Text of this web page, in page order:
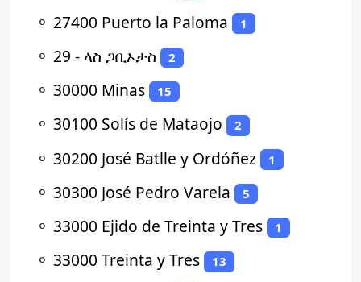
⚬ 27400 Puerto la Paloma 1
⚬ 29 - ላስ ጋቢኦታስ 2
⚬ 30000 Minas 15
⚬ 30100 Solís de Mataojo 2
⚬ 30200 José Batlle y Ordóñez 1
⚬ 30300 José Pedro Varela 5
⚬ 33000 Ejido de Treinta y Tres 1
⚬ 33000 Treinta y Tres 13